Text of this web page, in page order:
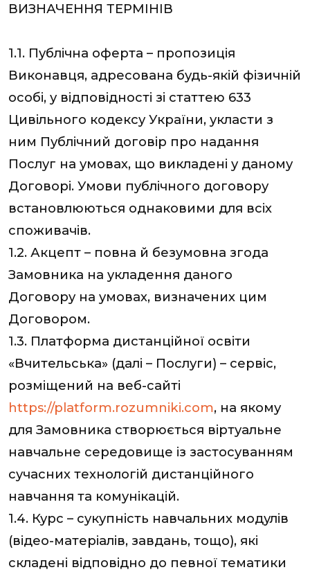
ВИЗНАЧЕННЯ ТЕРМІНІВ
1.1. Публічна оферта – пропозиція
Виконавця, адресована будь-якій фізичній
особі, у відповідності зі статтею 633
Цивільного кодексу України, укласти з
ним Публічний договір про надання
Послуг на умовах, що викладені у даному
Договорі. Умови публічного договору
встановлюються однаковими для всіх
споживачів.
1.2. Акцепт – повна й безумовна згода
Замовника на укладення даного
Договору на умовах, визначених цим
Договором.
1.3. Платформа дистанційної освіти
«Вчительська» (далі – Послуги) – сервіс,
розміщений на веб-сайті
https://platform.rozumniki.com, на якому
для Замовника створюється віртуальне
навчальне середовище із застосуванням
сучасних технологій дистанційного
навчання та комунікацій.
1.4. Курс – сукупність навчальних модулів
(відео-матеріалів, завдань, тощо), які
складені відповідно до певної тематики